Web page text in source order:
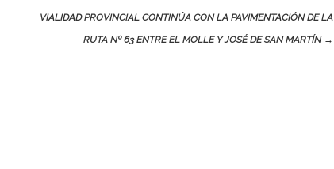
VIALIDAD PROVINCIAL CONTINÚA CON LA PAVIMENTACIÓN DE LA
RUTA Nº 63 ENTRE EL MOLLE Y JOSÉ DE SAN MARTÍN →